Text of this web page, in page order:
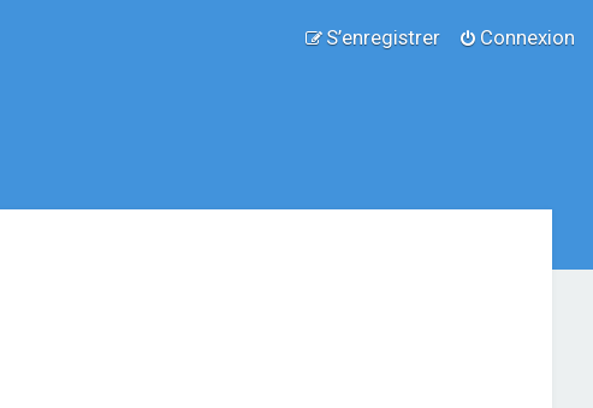
Connexion
S’enregistrer